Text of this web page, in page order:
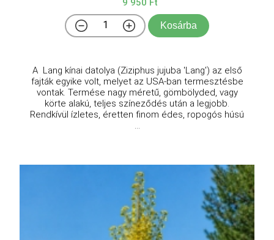
9 950 Ft
Kosárba
A Lang kínai datolya (Ziziphus jujuba 'Lang') az első
fajták egyike volt, melyet az USA-ban termesztésbe
vontak. Termése nagy méretű, gömbölyded, vagy
körte alakú, teljes színeződés után a legjobb.
Rendkívül ízletes, éretten finom édes, ropogós húsú
...